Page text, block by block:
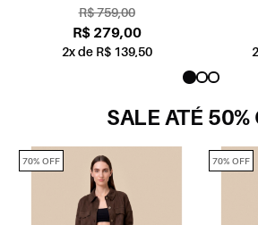
R$ 759,00
R$ 279,00
2x de R$ 139,50
SALE ATÉ 50%
70% OFF 70% OFF